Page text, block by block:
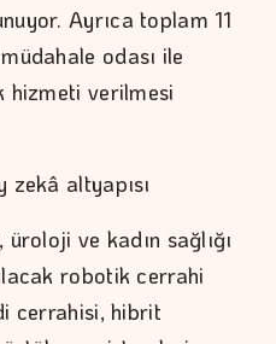
Ayrıca toplam 11
odası ile
hizmeti verilmesi
altyapısı
ve kadın sağlığı
robotik cerrahi
cerrahisi, hibrit